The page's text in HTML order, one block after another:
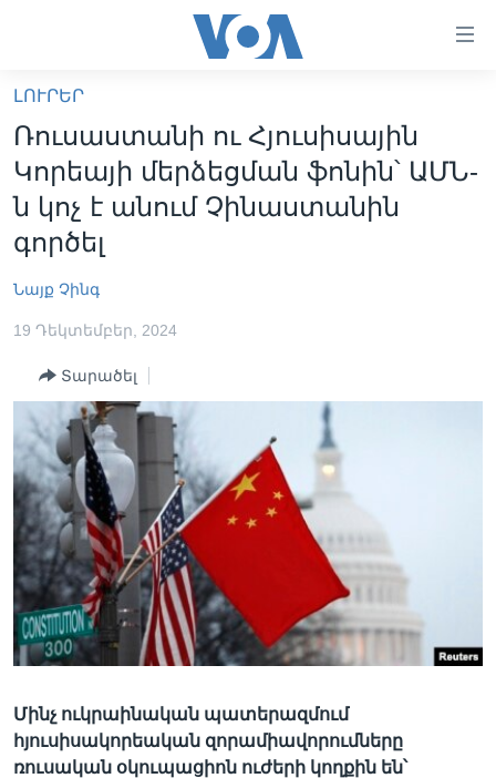
հիմնական
բովանդակությանը
անցնել
հիմնական
բովանդակությանը
հիմնական
ԼՈՒՐԵՐ
ՍՓՅՈՒՌՔ
ՏԵՍԱՆՅՈՒԹԵՐ
ԿԱՊ ՄԵԶ ՀԵՏ
Learning English
ՀԵՏԵՒԵՔ ՄԵԶ
Լեզուներ
ԼՈՒՐԵՐ
Ռուսաստանի ու Հյուսիսային
Կորեայի մերձեցման ֆոնին՝ ԱՄՆ-
ն կոչ է անում Չինաստանին
գործել
Նայք Չինգ
19 Դեկտեմբեր, 2024
Տարածել
Մինչ ուկրաինական պատերազմում
հյուսիսակորեական զորամիավորումները
ռուսական օկուպացիոն ուժերի կողքին են՝